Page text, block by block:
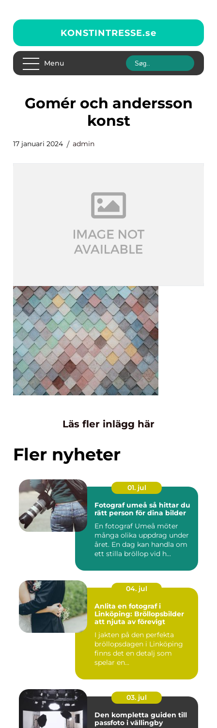
KONSTINTRESSE.se
Menu
gomér och andersson
konst
17 januari 2024 admin
Läs fler inlägg här
Fler nyheter
01. jul
Fotograf umeå så hittar du
rätt person för dina bilder
En fotograf Umeå möter
många olika uppdrag under
året. En dag kan handla om
ett stilla bröllop vid h...
04. jul
Anlita en fotograf i
Linköping: Bröllopsbilder
att njuta av förevigt
I jakten på den perfekta
bröllopsdagen i Linköping
finns det en detalj som
spelar en...
03. jul
Den kompletta guiden till
passfoto i vällingby